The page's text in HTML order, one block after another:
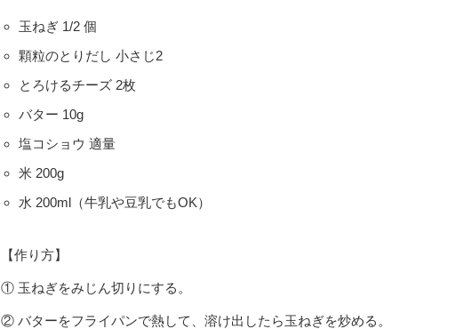
玉ねぎ 1/2 個
顆粒のとりだし 小さじ2
とろけるチーズ 2枚
バター 10g
塩コショウ 適量
米 200g
水 200ml（牛乳や豆乳でもOK）
【作り方】
① 玉ねぎをみじん切りにする。
② バターをフライパンで熱して、溶け出したら玉ねぎを炒める。